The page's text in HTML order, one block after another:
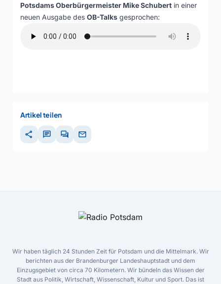
Potsdams Oberbürgermeister Mike Schubert in einer
neuen Ausgabe des OB-Talks gesprochen:
Artikel teilen
share chat forum mail
Wir haben täglich 24 Stunden Zeit für Potsdam und die Mittelmark. Wir
berichten aus der Brandenburger Landeshauptstadt und dem
Einzugsgebiet von circa 70 Kilometern. Wir bündeln das Wissen der
Stadt aus Politik, Wirtschaft, Wissenschaft, Kultur und Sport. Das ist